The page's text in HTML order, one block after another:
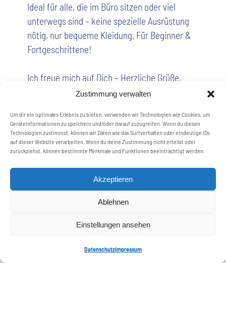
Zustimmung verwalten
Um dir ein optimales Erlebnis zu bieten, verwenden wir Technologien wie Cookies, um
Geräteinformationen zu speichern und/oder darauf zuzugreifen. Wenn du diesen
Technologien zustimmst, können wir Daten wie das Surfverhalten oder eindeutige IDs
auf dieser Website verarbeiten. Wenn du deine Zustimmung nicht erteilst oder
zurückziehst, können bestimmte Merkmale und Funktionen beeinträchtigt werden.
Akzeptieren
Ablehnen
Einstellungen ansehen
DatenschutzImpressum
Ideal für alle, die im Büro sitzen oder viel
unterwegs sind – keine spezielle Ausrüstung
nötig, nur bequeme Kleidung. Für Beginner &
Fortgeschrittene!
Ich freue mich auf Dich – Herzliche Grüße,
Vor Ort oder online buchen & bezahlen unter
diesemLink